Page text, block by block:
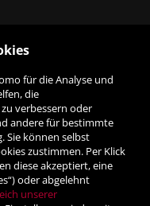
für die Analyse und
die
verbessern oder
andere für bestimmte
Sie können selbst
zustimmen. Per Klick
diese akzeptiert, eine
oder abgelehnt
unserer